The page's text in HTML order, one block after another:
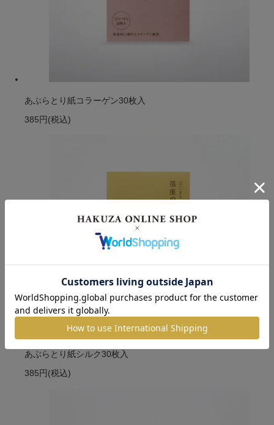
あぶらとり紙コラーゲン30枚入
385円 (税込)
あぶらとり紙シルク30枚入
385円 (税込)